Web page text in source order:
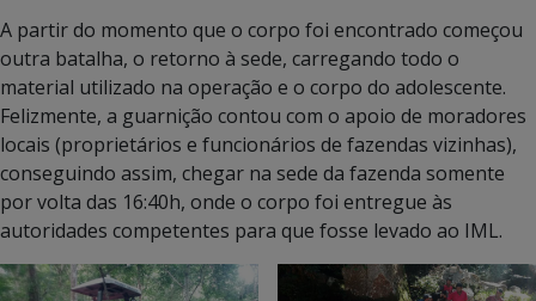
A partir do momento que o corpo foi encontrado começou
outra batalha, o retorno à sede, carregando todo o
material utilizado na operação e o corpo do adolescente.
Felizmente, a guarnição contou com o apoio de moradores
locais (proprietários e funcionários de fazendas vizinhas),
conseguindo assim, chegar na sede da fazenda somente
por volta das 16:40h, onde o corpo foi entregue às
autoridades competentes para que fosse levado ao IML.